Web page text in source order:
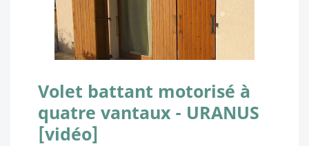
Volet battant motorisé à
quatre vantaux - URANUS
[vidéo]